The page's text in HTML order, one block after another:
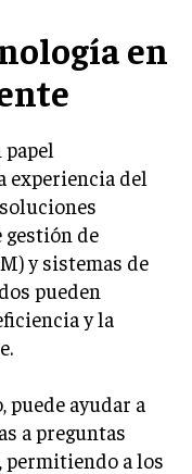
DE ESTUDIO
DE
en
experiencia del
gestión de
y sistemas de
pueden
y la
puede ayudar a
a preguntas
permitiendo a los